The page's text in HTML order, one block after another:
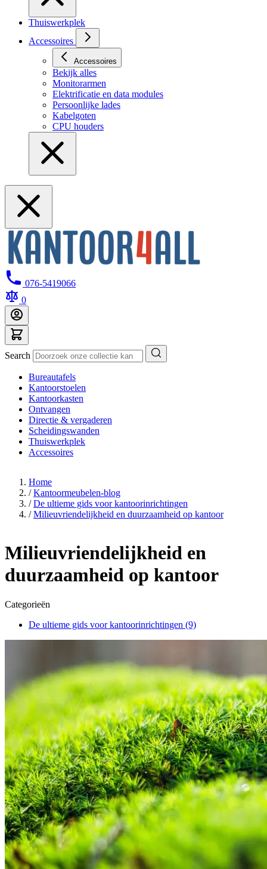
Thuiswerkplek
Accessoires
Accessoires
Bekijk alles
Monitorarmen
Elektrificatie en data modules
Persoonlijke lades
Kabelgoten
CPU houders
076-5419066
0
Search
Bureautafels
Kantoorstoelen
Kantoorkasten
Ontvangen
Directie & vergaderen
Scheidingswanden
Thuiswerkplek
Accessoires
Home
/ Kantoormeubelen-blog
/ De ultieme gids voor kantoorinrichtingen
/ Milieuvriendelijkheid en duurzaamheid op kantoor
Milieuvriendelijkheid en
duurzaamheid op kantoor
Categorieën
De ultieme gids voor kantoorinrichtingen (9)